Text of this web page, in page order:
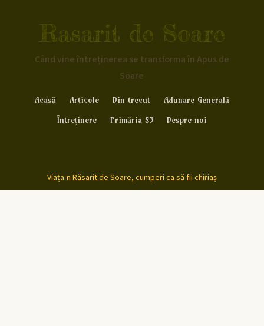
Rasarit de Soare
Când vine întreținerea se transforma în Apus de
Soare
Acasă Articole Din trecut
Adunare Generală
Întreținere
Primăria S3 Despre noi
Viața-n Răsarit de Soare, cumperi ca să fii chiriaș